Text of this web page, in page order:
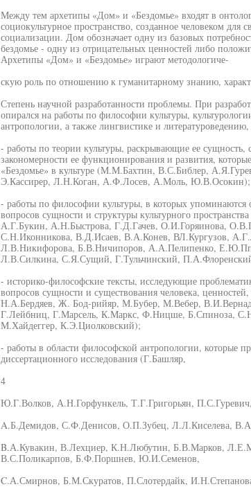
Между тем архетипы «Дом» и «Бездомье» входят в
социокультурное пространство, созданное человеком
социализации. Дом обозначает одну из базовых
бездомье - одну из отрицательных ценностей либо
Архетипы «Дом» и «Бездомье» играют методологиче-
скую роль по отношению к гуманитарному знанию,
Степень научной разработанности проблемы. При
опирался на работы по философии культуры,
антропологии, а также лингвистике и
- работы по теории культуры, раскрывающие ее сущность,
закономерности ее функционирования и развития,
«Бездомье» в культуре (М.М.Бахтин, В.С.Библер,
Э.Кассирер, Л.Н.Коган, А.Ф.Лосев, А.Моль, Ю.В.Осокин);
- работы по философии культуры, в которых
вопросов сущности и структуры культурного
А.Г.Букин, А.Н.Быстрова, Г.Д.Гачев, О.И.Горяинова,
С.Н.Иконникова, В.Д.Исаев, В.А.Конев, ВЛ.Кургузов,
Л.В.Никифорова, Б.В.Ничипоров, А.А.Пелипенко,
Л.В.Силкина, С.Я.Сущий, Г.Тульчинский,
- историко-философские тексты, исследующие
вопросов сущности и существования человека,
Н.А.Бердяев, Ж. Бод-рийяр, М.Бубер, М.Вебер,
Г.Лейбниц, Г.Марсель, К.Маркс, Ф.Ницше, Б.Спиноза,
М.Хайдеггер, К.Э.Циолковский);
- работы в области философской антропологии, которые
диссертационного исследования (Г.Башляр,
4
Ю.Г.Волков, А.Н.Горфункель, Т.Г.Григорьян,
A.Б.Демидов, С.Ф.Денисов, О.П.Зубец, Л.Л.Киселева,
B.А.Кувакин, В.Лехциер, К.Н.Любутин, Б.В.Марков,
В.С.Поликарпов, Б.Ф.Поршнев, Ю.И.Семенов,
C.А.Смирнов, Б.М.Скуратов, П.Слотердайк,